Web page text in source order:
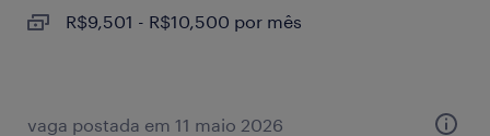
R$9,501 - R$10,500 por mês
vaga postada em 11 maio 2026